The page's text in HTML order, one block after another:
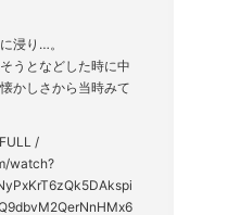
浸り…。
うとなどした時に中
かしさから当時みて
/
watch?